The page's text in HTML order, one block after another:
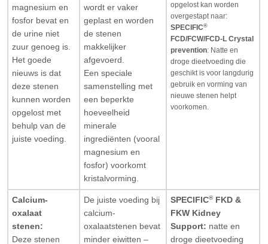
magnesium en
fosfor bevat en
de urine niet
zuur genoeg is.
Het goede
nieuws is dat
deze stenen
kunnen worden
opgelost met
behulp van de
juiste voeding.
wordt er vaker
geplast en worden
de stenen
makkelijker
afgevoerd.
Een speciale
samenstelling met
een beperkte
hoeveelheid
minerale
ingrediënten (vooral
magnesium en
fosfor) voorkomt
kristalvorming.
opgelost kan worden
overgestapt naar:
SPECIFIC®
FCD/FCW/FCD-L Crystal
prevention: Natte en
droge dieetvoeding die
geschikt is voor langdurig
gebruik en vorming van
nieuwe stenen helpt
voorkomen.
Calcium-
oxalaat
stenen:
Deze stenen
De juiste voeding bij
calcium-
oxalaatstenen bevat
minder eiwitten –
SPECIFIC®FKD &
FKW Kidney
Support: natte en
droge dieetvoeding